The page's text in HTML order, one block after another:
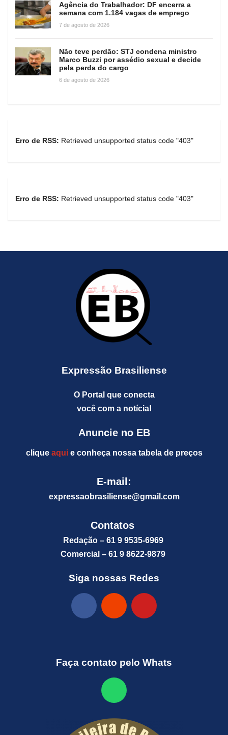
Agência do Trabalhador: DF encerra a
semana com 1.184 vagas de emprego
7 de agosto de 2026
Não teve perdão: STJ condena ministro
Marco Buzzi por assédio sexual e decide
pela perda do cargo
6 de agosto de 2026
Erro de RSS: Retrieved unsupported status code "403"
Erro de RSS: Retrieved unsupported status code "403"
Expressão Brasiliense
O Portal que conecta
você com a notícia!
Anuncie no EB
clique aquie conheça nossa tabela de preços
E-mail:
expressaobrasiliense@gmail.com
Contatos
Redação – 61 9 9535-6969
Comercial – 61 9 8622-9879
Siga nossas Redes
Faça contato pelo Whats